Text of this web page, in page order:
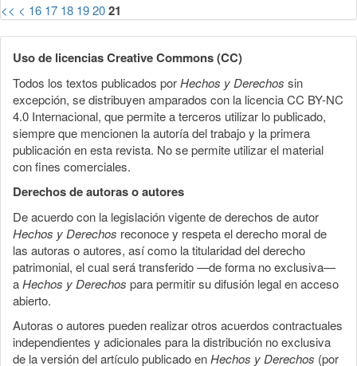
<< < 16 17 18 192021
Uso de licencias Creative Commons (CC)
Todos los textos publicados porHechos y Derechos sin
excepción, se distribuyen amparados con la licencia CC BY-NC
4.0 Internacional, que permite a terceros utilizar lo publicado,
siempre que mencionen la autoría del trabajo y la primera
publicación en esta revista. No se permite utilizar el material
con fines comerciales.
Derechos de autoras o autores
De acuerdo con la legislación vigente de derechos de autor
Hechos y Derechos reconoce y respeta el derecho moral de
las autoras o autores, así como la titularidad del derecho
patrimonial, el cual será transferido —de forma no exclusiva—
aHechos y Derechos para permitir su difusión legal en acceso
abierto.
Autoras o autores pueden realizar otros acuerdos contractuales
independientes y adicionales para la distribución no exclusiva
de la versión del artículo publicado enHechos y Derechos (por